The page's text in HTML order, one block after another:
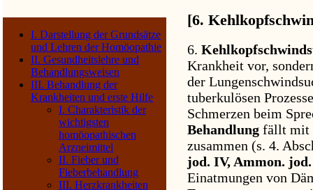
I. Darstellung der Grundsätze
und Lehren der Homöopathie
II. Gesundheitslehre und
Behandlungsweisen
III. Behandlung der
Krankheiten und erste Hilfe
I. Charakteristik der
wichtigsten
homöopathischen
Arzneimittel
II. Fieber und
Fieberbehandlung
III. Herzkrankheiten
[6.
6.
Krankheit vor,
der
tuberkulösen
Schmerzen beim
Behandlung fällt mit
zusammen (s. 4.
jod. IV, Ammon.
Einatmungen von